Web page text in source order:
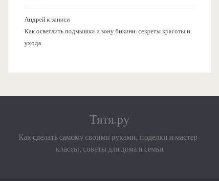
Андрейк записи
Как осветлить подмышки и зону бикини: секреты красоты и
ухода
Тятя.ру
Как сделать самому своими руками, поделки и мастер-
классы, советы для дома и семьи